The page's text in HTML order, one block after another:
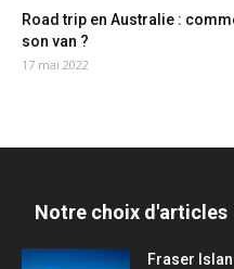
Road trip en Australie :
son van ?
17 mai 2022
Notre choix d'articles
Fraser